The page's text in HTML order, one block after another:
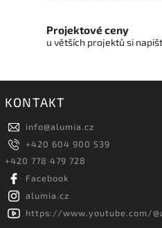
Projektové ceny
u větších projektů si
KONTAKT
info@alumia.cz
+420 604 900 539
+420 778 479 728
Facebook
alumia.cz
https://www.youtube.com/